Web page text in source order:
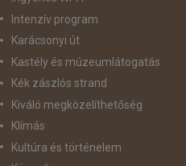
Intenzív program
Karácsonyi út
Kastély és múzeumlátogatás
Kék zászlós strand
Kiváló megközelíthetőség
Klímás
Kultúra és történelem